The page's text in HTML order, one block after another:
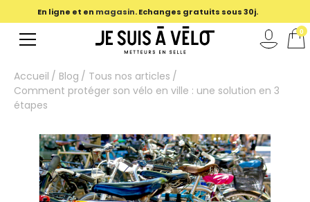
Accueil Blog
Tous nos articles
Comment protéger son vélo en ville : une solution en 3
étapes
En ligne et en magasin. Echanges gratuits sous 30j.
0